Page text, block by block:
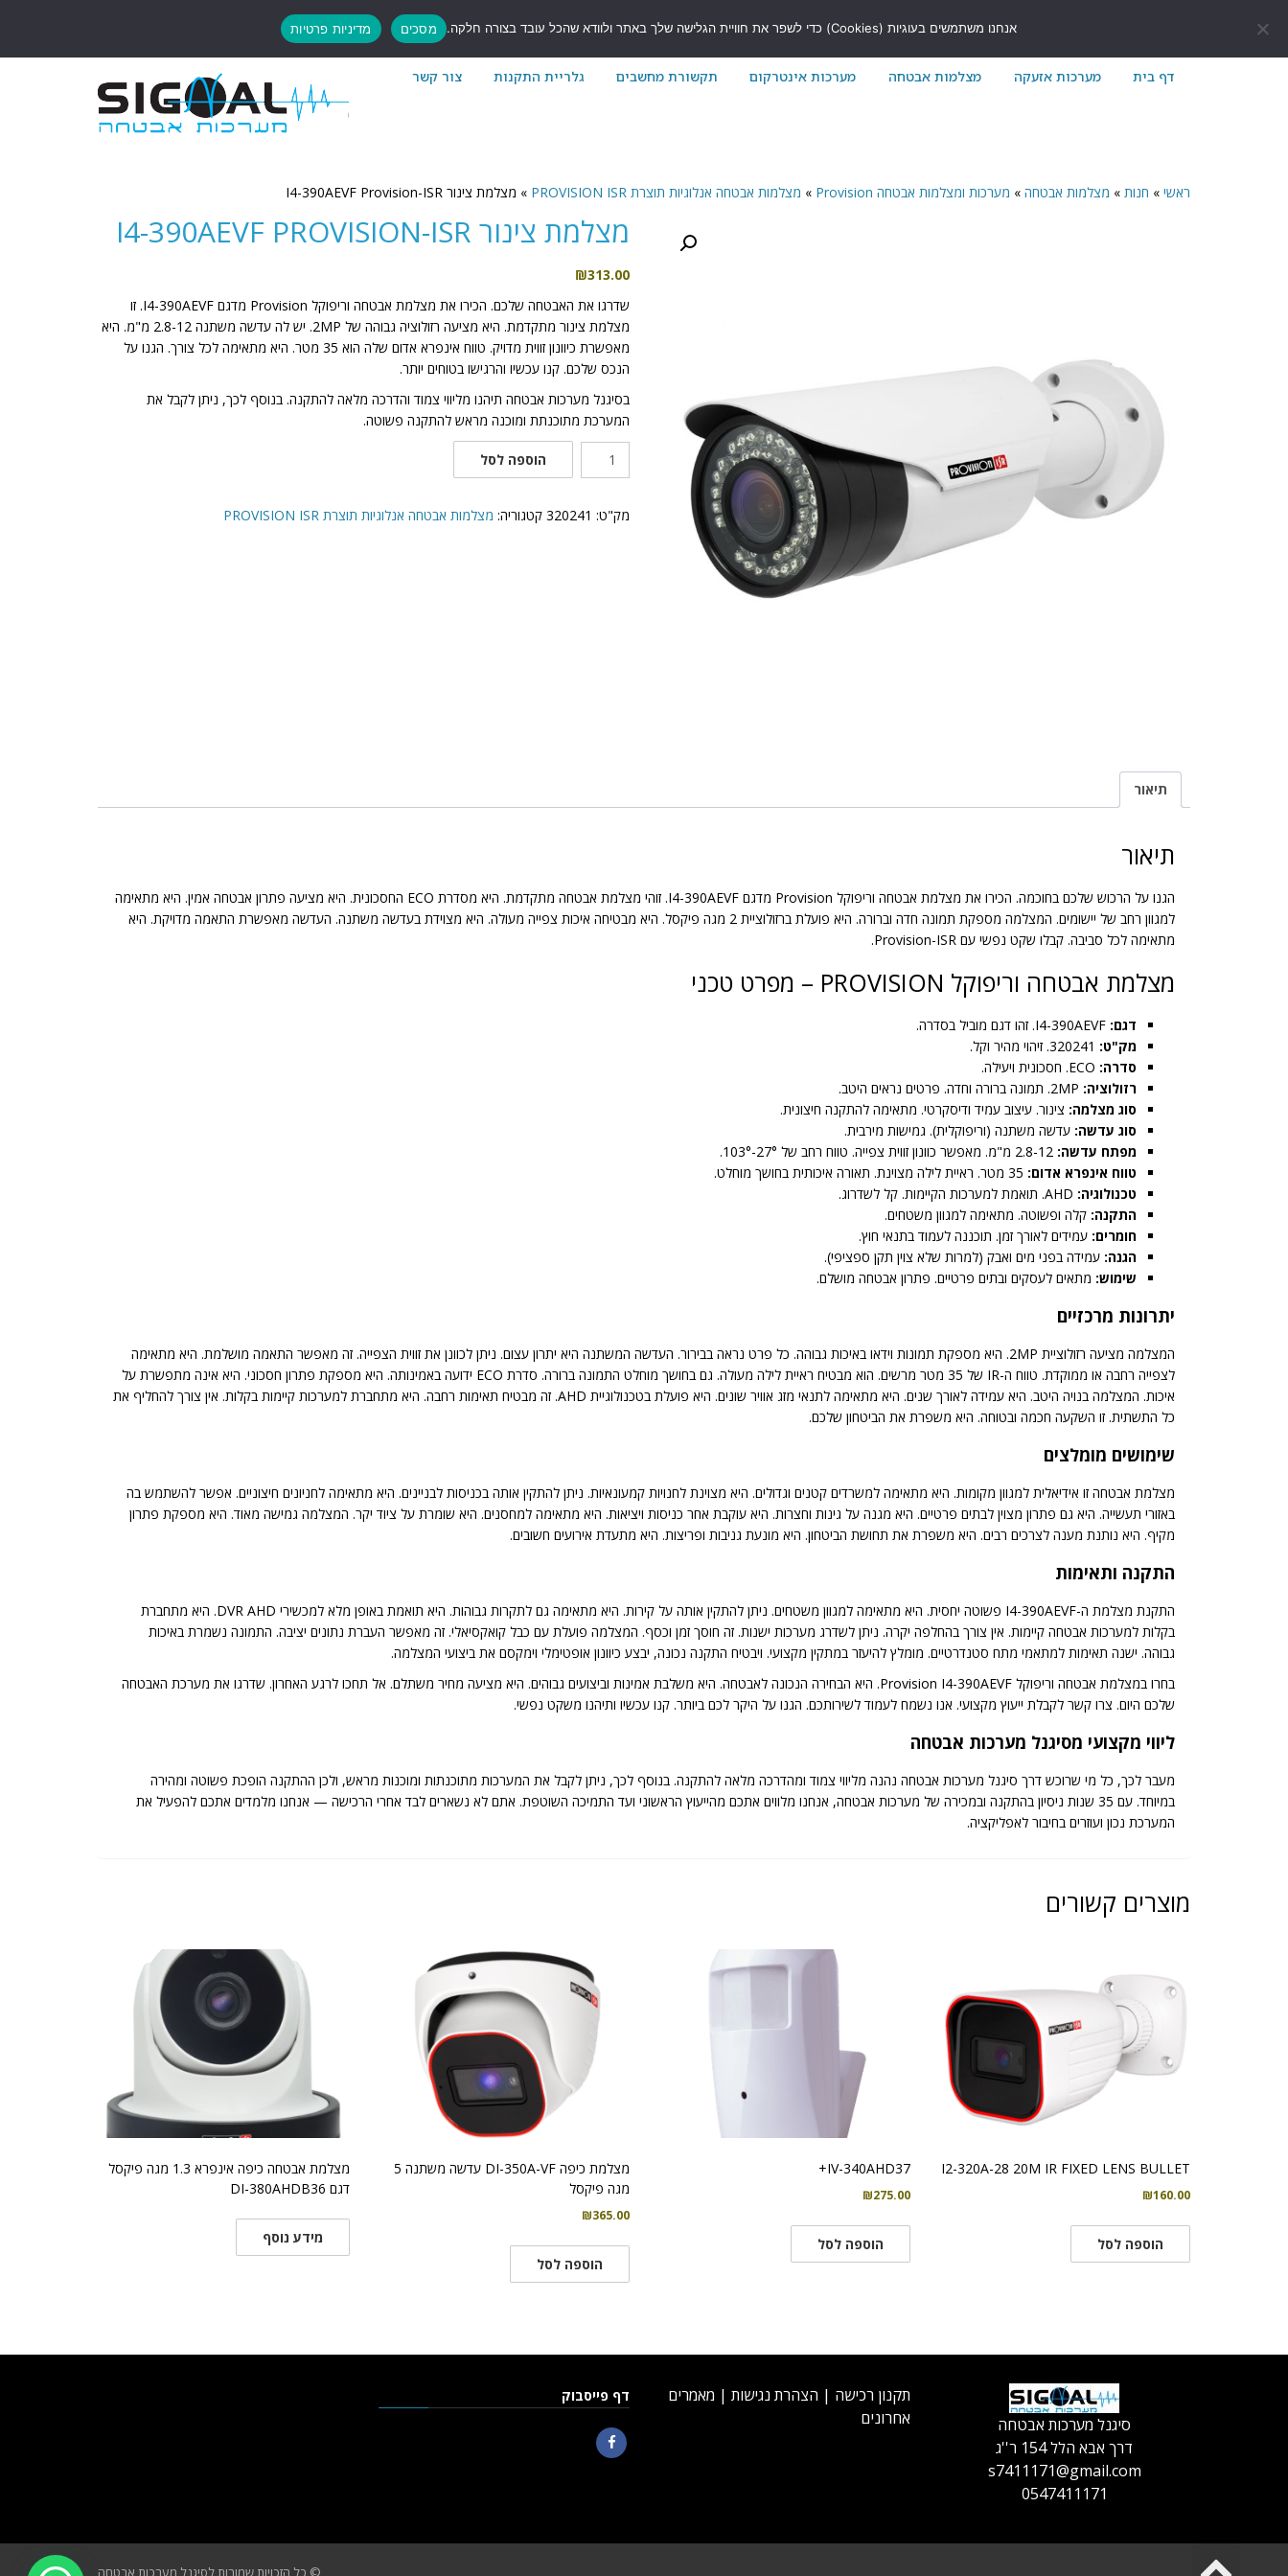
7411171@gmail.com
דף בית מערכות אזעקה מצלמות אבטחה מערכות אינטרקום תקשורת מחשבים גלריית התקנות צור קשר
ראשי » חנות » מצלמות אבטחה » מערכות ומצלמות אבטחה Provision » מצלמות אבטחה אנלוגיות תוצרת PROVISION ISR » מצלמת צינור I4-390AEVF Provision-ISR
מצלמת צינור I4-390AEVF PROVISION-ISR
₪313.00
שדרגו את האבטחה שלכם. הכירו את מצלמת אבטחה וריפוקל Provision מדגם I4-390AEVF. זו
מצלמת צינור מתקדמת. היא מציעה רזולוציה גבוהה של 2MP. יש לה עדשה משתנה 2.8-12 מ"מ. היא
מאפשרת כיוונון זווית מדויק. טווח אינפרא אדום שלה הוא 35 מטר. היא מתאימה לכל צורך. הגנו על
הנכס שלכם. קנו עכשיו והרגישו בטוחים יותר.
בסיגנל מערכות אבטחה תיהנו מליווי צמוד והדרכה מלאה להתקנה. בנוסף לכך, ניתן לקבל את
המערכת מתוכנתת ומוכנה מראש להתקנה פשוטה.
צינור
הוספה לסל
מק"ט: 320241 קטגוריה: מצלמות אבטחה אנלוגיות תוצרת PROVISION ISR
תיאור
תיאור
הגנו על הרכוש שלכם בחוכמה. הכירו את מצלמת אבטחה וריפוקל Provision מדגם I4-390AEVF. זוהי מצלמת אבטחה מתקדמת. היא מסדרת ECO החסכונית. היא מציעה פתרון אבטחה אמין. היא מתאימה
למגוון רחב של יישומים. המצלמה מספקת תמונה חדה וברורה. היא פועלת ברזולוציית 2 מגה פיקסל. היא מבטיחה איכות צפייה מעולה. היא מצוידת בעדשה משתנה. העדשה מאפשרת התאמה מדויקת. היא
מתאימה לכל סביבה. קבלו שקט נפשי עם Provision-ISR.
מצלמת אבטחה וריפוקל PROVISION – מפרט טכני
דגם:
מק"ט:
סדרה:
רזולוציה:
סוג מצלמה: צינור. עיצוב עמיד ודיסקרטי. מתאימה להתקנה חיצונית.
סוג עדשה: עדשה משתנה (וריפוקלית). גמישות מירבית.
מפתח עדשה:
טווח אינפרא אדום:
טכנולוגיה:
התקנה: קלה ופשוטה. מתאימה למגוון משטחים.
חומרים: עמידים לאורך זמן. תוכננה לעמוד בתנאי חוץ.
הגנה: עמידה בפני מים ואבק (למרות שלא צוין תקן ספציפי).
שימוש: מתאים לעסקים ובתים פרטיים. פתרון אבטחה מושלם.
יתרונות מרכזיים
המצלמה מציעה רזולוציית 2MP. היא מספקת תמונות וידאו באיכות גבוהה. כל פרט נראה בבירור. העדשה המשתנה היא יתרון עצום. ניתן לכוונן את זווית הצפייה. זה מאפשר התאמה מושלמת. היא מתאימה
לצפייה רחבה או ממוקדת. טווח ה-IR של 35 מטר מרשים. הוא מבטיח ראיית לילה מעולה. גם בחושך מוחלט התמונה ברורה. סדרת ECO ידועה באמינותה. היא מספקת פתרון חסכוני. היא אינה מתפשרת על
איכות. המצלמה בנויה היטב. היא עמידה לאורך שנים. היא מתאימה לתנאי מזג אוויר שונים. היא פועלת בטכנולוגיית AHD. זה מבטיח תאימות רחבה. היא מתחברת למערכות קיימות בקלות. אין צורך להחליף את
כל התשתית. זו השקעה חכמה ובטוחה. היא משפרת את הביטחון שלכם.
שימושים מומלצים
מצלמת אבטחה זו אידיאלית למגוון מקומות. היא מתאימה למשרדים קטנים וגדולים. היא מצוינת לחנויות קמעונאיות. ניתן להתקין אותה בכניסות לבניינים. היא מתאימה לחניונים חיצוניים. אפשר להשתמש בה
באזורי תעשייה. היא גם פתרון מצוין לבתים פרטיים. היא מגנה על גינות וחצרות. היא עוקבת אחר כניסות ויציאות. היא מתאימה למחסנים. היא שומרת על ציוד יקר. המצלמה גמישה מאוד. היא מספקת פתרון
מקיף. היא נותנת מענה לצרכים רבים. היא משפרת את תחושת הביטחון. היא מונעת גניבות ופריצות. היא מתעדת אירועים חשובים.
התקנה ותאימות
התקנת מצלמת ה-I4-390AEVF פשוטה יחסית. היא מתאימה למגוון משטחים. ניתן להתקין אותה על קירות. היא מתאימה גם לתקרות גבוהות. היא תואמת באופן מלא למכשירי DVR AHD. היא מתחברת
בקלות למערכות אבטחה קיימות. אין צורך בהחלפה יקרה. ניתן לשדרג מערכות ישנות. זה חוסך זמן וכסף. המצלמה פועלת עם כבל קואקסיאלי. זה מאפשר העברת נתונים יציבה. התמונה נשמרת באיכות
גבוהה. ישנה תאימות למתאמי מתח סטנדרטיים. מומלץ להיעזר במתקין מקצועי. ויבטיח התקנה נכונה, יבצע כיוונון אופטימלי וימקסם את ביצועי המצלמה.
בחרו במצלמת אבטחה וריפוקל Provision I4-390AEVF. היא הבחירה הנכונה לאבטחה. היא משלבת אמינות וביצועים גבוהים. היא מציעה מחיר משתלם. אל תחכו לרגע האחרון. שדרגו את מערכת האבטחה
שלכם היום. צרו קשר לקבלת ייעוץ מקצועי. אנו נשמח לעמוד לשירותכם. הגנו על היקר לכם ביותר. קנו עכשיו ותיהנו משקט נפשי.
ליווי מקצועי מסיגנל מערכות אבטחה
מעבר לכך, כל מי שרוכש דרך סיגנל מערכות אבטחה נהנה מליווי צמוד ומהדרכה מלאה להתקנה. בנוסף לכך, ניתן לקבל את המערכות מתוכנתות ומוכנות מראש, ולכן ההתקנה הופכת פשוטה ומהירה
במיוחד. עם 35 שנות ניסיון בהתקנה ובמכירה של מערכות אבטחה, אנחנו מלווים אתכם מהייעוץ הראשוני ועד התמיכה השוטפת. אתם לא נשארים לבד אחרי הרכישה — אנחנו מלמדים אתכם להפעיל את
המערכת נכון ועוזרים בחיבור לאפליקציה.
מוצרים קשורים
I2-320A-28 20M IR FIXED LENS BULLET
₪160.00
הוספה לסל
IV-340AHD37+
₪275.00
הוספה לסל
מצלמת כיפה DI-350A-VF עדשה משתנה 5
מגה פיקסל
₪365.00
הוספה לסל
מצלמת אבטחה כיפה אינפרא 1.3 מגה פיקסל
דגם DI-380AHDB36
מידע נוסף
סיגנל מערכות אבטחה
דרך אבא הלל 154 ר''ג
s7411171@gmail.com
0547411171
תקנון רכישה | הצהרת נגישות | מאמרים
אחרונים
דף פייסבוק
© כל הזכויות שמורות לסיגנל מערכות אבטחה
אנחנו משתמשים בעוגיות (Cookies) כדי לשפר את חוויית הגלישה שלך באתר ולוודא שהכל עובד בצורה חלקה. מסכים מדיניות פרטיות